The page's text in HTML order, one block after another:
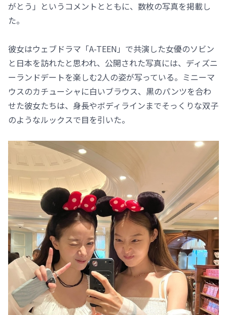
がとう」というコメントとともに、数枚の写真を掲載し
た。
彼女はウェブドラマ「A-TEEN」で共演した女優のソビン
と日本を訪れたと思われ、公開された写真には、ディズニ
ーランドデートを楽しむ2人の姿が写っている。ミニーマ
ウスのカチューシャに白いブラウス、黒のパンツを合わ
せた彼女たちは、身長やボディラインまでそっくりな双子
のようなルックスで目を引いた。